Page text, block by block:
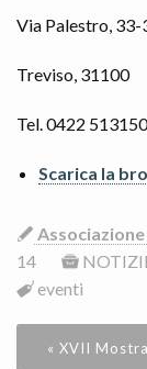
Via Palestro, 33-
Treviso, 31100
Tel. 0422 513150
Scarica la
14
eventi
« XVII